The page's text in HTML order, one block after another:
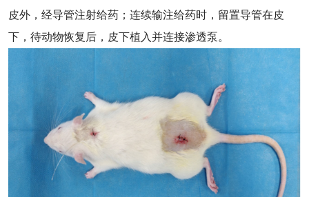
皮外，经导管注射给药；连续输注给药时，留置导管在皮
下，待动物恢复后，皮下植入并连接渗透泵。